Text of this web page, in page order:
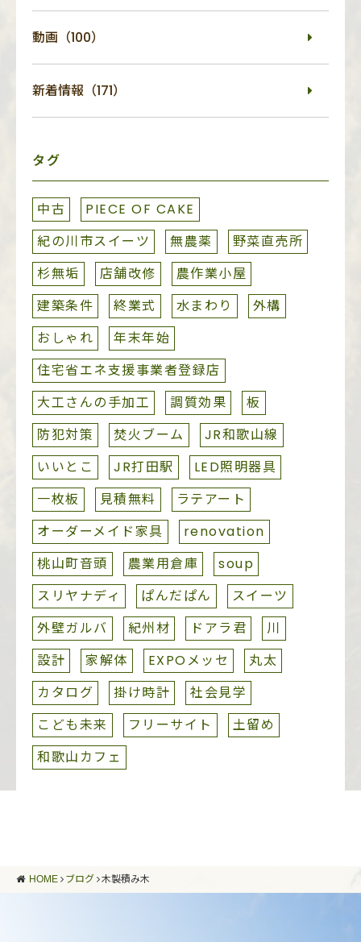
動画（100）
新着情報（171）
タグ
中古
PIECE OF CAKE
紀の川市スイーツ
無農薬
野菜直売所
杉無垢
店舗改修
農作業小屋
建築条件
終業式 水まわり
外構
おしゃれ
年末年始
住宅省エネ支援事業者登録店
大工さんの手加工
調質効果
板
防犯対策
焚火ブーム
JR和歌山線
いいとこ
JR打田駅
LED照明器具
一枚板
見積無料
ラテアート
オーダーメイド家具
renovation
桃山町音頭
農業用倉庫
soup
スリヤナディ
ぱんだぱん
スイーツ
外壁ガルバ
紀州材 ドアラ君
川
設計
家解体 EXPOメッセ
丸太
カタログ
掛け時計
社会見学
こども未来
フリーサイト
土留め
和歌山カフェ
HOME ブログ 木製積み木